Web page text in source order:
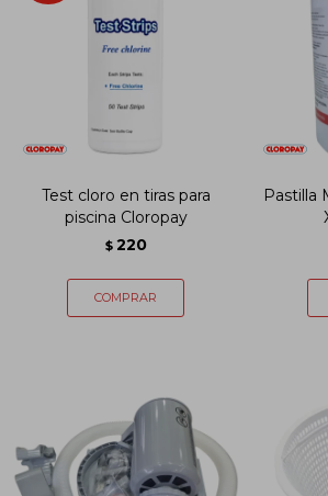
Test cloro en tiras para
piscina Cloropay
$ 220
Pastilla